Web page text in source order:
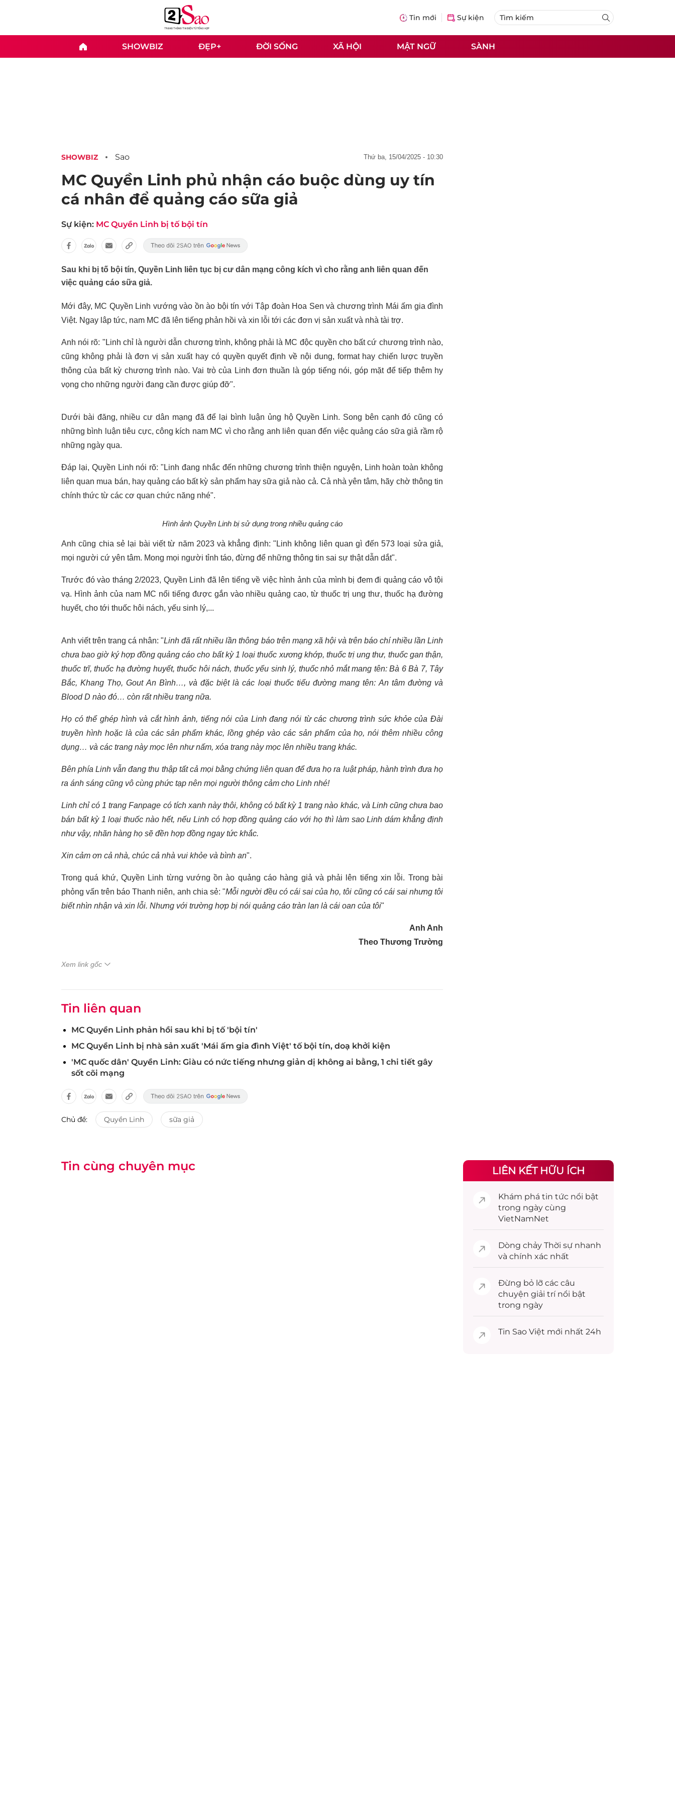
Tin mới Sự kiện
SHOWBIZ ĐẸP+ ĐỜI SỐNG XÃ HỘI MẬT NGỮ SÀNH
SHOWBIZ Sao thứ ba, 15/04/2025 - 10:30
MC Quyền Linh phủ nhận cáo buộc dùng uy tín
cá nhân để quảng cáo sữa giả
Sự kiện: MC Quyền Linh bị tố bội tín
Sau khi bị tố bội tín, Quyền Linh liên tục bị cư dân mạng công kích vì cho rằng anh liên quan đến
việc quảng cáo sữa giả.
Mới đây, MC Quyền Linh vướng vào ồn ào bội tín với Tập đoàn Hoa Sen và chương trình Mái ấm gia đình
Việt. Ngay lâp tức, nam MC đã lên tiếng phản hồi và xin lỗi tới các đơn vị sản xuất và nhà tài trợ.
Anh nói rõ: "Linh chỉ là người dẫn chương trình, không phải là MC độc quyền cho bất cứ chương trình nào,
cũng không phải là đơn vị sản xuất hay có quyền quyết định về nội dung, format hay chiến lược truyền
thông của bất kỳ chương trình nào. Vai trò của Linh đơn thuần là góp tiếng nói, góp mặt để tiếp thêm hy
vọng cho những người đang cần được giúp đỡ".
Dưới bài đăng, nhiều cư dân mạng đã để lại bình luận ủng hộ Quyền Linh. Song bên cạnh đó cũng có
những bình luận tiêu cực, công kích nam MC vì cho rằng anh liên quan đến việc quảng cáo sữa giả rầm rộ
những ngày qua.
Đáp lại, Quyền Linh nói rõ: "Linh đang nhắc đến những chương trình thiện nguyện, Linh hoàn toàn không
liên quan mua bán, hay quảng cáo bất kỳ sản phẩm hay sữa giả nào cả. Cả nhà yên tâm, hãy chờ thông tin
chính thức từ các cơ quan chức năng nhé".
Hình ảnh Quyền Linh bị sử dụng trong nhiều quảng cáo
Anh cũng chia sẻ lại bài viết từ năm 2023 và khẳng định: "Linh không liên quan gì đến 573 loại sửa giả,
mọi người cứ yên tâm. Mong mọi người tỉnh táo, đừng để những thông tin sai sự thật dẫn dắt".
Trước đó vào tháng 2/2023, Quyền Linh đã lên tiếng về việc hình ảnh của mình bị đem đi quảng cáo vô tội
vạ. Hình ảnh của nam MC nổi tiếng được gắn vào nhiều quảng cao, từ thuốc trị ung thư, thuốc hạ đường
huyết, cho tới thuốc hôi nách, yếu sinh lý,...
Anh viết trên trang cá nhân: "Linh đã rất nhiều lần thông báo trên mạng xã hội và trên báo chí nhiều lần Linh
chưa bao giờ ký hợp đồng quảng cáo cho bất kỳ 1 loại thuốc xương khớp, thuốc trị ung thư, thuốc gan thận,
thuốc trĩ, thuốc hạ đường huyết, thuốc hôi nách, thuốc yếu sinh lý, thuốc nhỏ mắt mang tên: Bà 6 Bà 7, Tây
Bắc, Khang Thọ, Gout An Bình…, và đặc biệt là các loại thuốc tiểu đường mang tên: An tâm đường và
Blood D nào đó… còn rất nhiều trang nữa.
Họ có thể ghép hình và cắt hình ảnh, tiếng nói của Linh đang nói từ các chương trình sức khỏe của Đài
truyền hình hoặc là của các sản phẩm khác, lồng ghép vào các sản phẩm của họ, nói thêm nhiều công
dụng… và các trang này mọc lên như nấm, xóa trang này mọc lên nhiều trang khác.
Bên phía Linh vẫn đang thu thập tất cả mọi bằng chứng liên quan để đưa họ ra luật pháp, hành trình đưa họ
ra ánh sáng cũng vô cùng phức tạp nên mọi người thông cảm cho Linh nhé!
Linh chỉ có 1 trang Fanpage có tích xanh này thôi, không có bất kỳ 1 trang nào khác, và Linh cũng chưa bao
bán bất kỳ 1 loại thuốc nào hết, nếu Linh có hợp đồng quảng cáo với họ thì làm sao Linh dám khẳng định
như vậy, nhãn hàng họ sẽ đền hợp đồng ngay tức khắc.
Xin cảm ơn cả nhà, chúc cả nhà vui khỏe và bình an".
Trong quá khứ, Quyền Linh từng vướng ồn ào quảng cáo hàng giả và phải lên tiếng xin lỗi. Trong bài
phỏng vấn trên báo Thanh niên, anh chia sẻ: "Mỗi người đều có cái sai của họ, tôi cũng có cái sai nhưng tôi
biết nhìn nhận và xin lỗi. Nhưng với trường hợp bị nói quảng cáo tràn lan là cái oan của tôi"
Anh Anh
Theo Thương Trường
Xem link gốc
Tin liên quan
MC Quyền Linh phản hồi sau khi bị tố 'bội tín'
MC Quyền Linh bị nhà sản xuất 'Mái ấm gia đình Việt' tố bội tín, doạ khởi kiện
'MC quốc dân' Quyền Linh: Giàu có nức tiếng nhưng giản dị không ai bằng, 1 chi tiết gây
sốt cõi mạng
Chủ đề: Quyền Linh sữa giả
Tin cùng chuyên mục LIÊN KẾT HỮU ÍCH
Khám phá tin tức nổi bật
trong ngày cùng
VietNamNet
Dòng chảy Thời sự nhanh
và chính xác nhất
Đừng bỏ lỡ các câu
chuyện giải trínổi bật
trong ngày
Tin Sao Việt mới nhất 24h